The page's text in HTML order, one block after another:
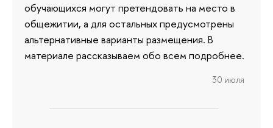
обучающихся могут претендовать на место в
общежитии, а для остальных предусмотрены
альтернативные варианты размещения. В
материале рассказываем обо всем подробнее.
30 июля